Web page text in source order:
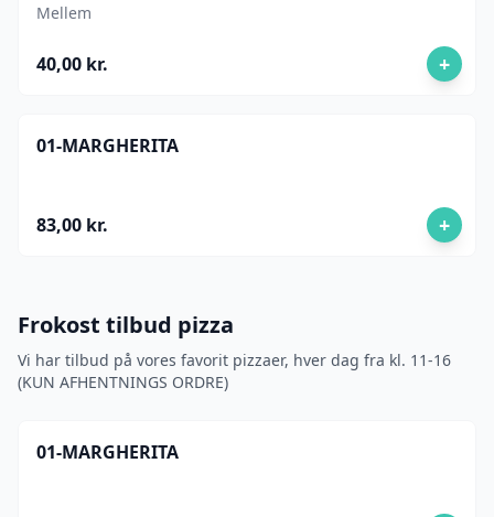
Mellem
40,00 kr. +
01-MARGHERITA
83,00 kr. +
Frokost tilbud pizza
Vi har tilbud på vores favorit pizzaer, hver dag fra kl. 11-16
(KUN AFHENTNINGS ORDRE)
01-MARGHERITA